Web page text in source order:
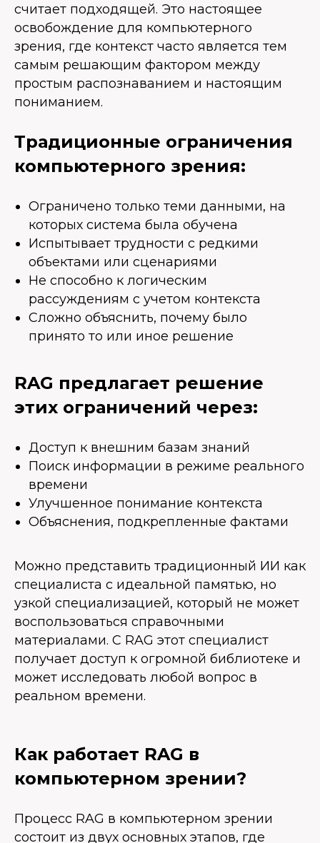
считает подходящей. Это настоящее
освобождение для компьютерного
зрения, где контекст часто является тем
самым решающим фактором между
простым распознаванием и настоящим
пониманием.
Традиционные ограничения
компьютерного зрения:
Ограничено только теми данными, на
которых система была обучена
Испытывает трудности с редкими
объектами или сценариями
Не способно к логическим
рассуждениям с учетом контекста
Сложно объяснить, почему было
принято то или иное решение
RAG предлагает решение
этих ограничений через:
Доступ к внешним базам знаний
Поиск информации в режиме реального
времени
Улучшенное понимание контекста
Объяснения, подкрепленные фактами
Можно представить традиционный ИИ как
специалиста с идеальной памятью, но
узкой специализацией, который не может
воспользоваться справочными
материалами. С RAG этот специалист
получает доступ к огромной библиотеке и
может исследовать любой вопрос в
реальном времени.
Как работает RAG в
компьютерном зрении?
Процесс RAG в компьютерном зрении
состоит из двух основных этапов, где